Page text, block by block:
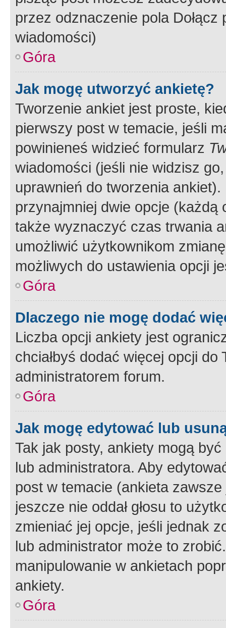
przez odznaczenie pola
wiadomości)
Góra
Jak mogę utworzyć ankietę?
Tworzenie ankiet jest proste,
pierwszy post w temacie, jeśli
powinieneś widzieć formularz
wiadomości (jeśli nie widzisz
uprawnień do tworzenia
przynajmniej dwie opcje
także wyznaczyć czas trwania
umożliwić użytkownikom
możliwych do ustawienia opcji
Góra
Dlaczego nie mogę dodać
Liczba opcji ankiety jest
chciałbyś dodać więcej opcji
administratorem forum.
Góra
Jak mogę edytować lub
Tak jak posty, ankiety mogą
lub administratora. Aby
post w temacie (ankieta
jeszcze nie oddał głosu to
zmieniać jej opcje, jeśli jednak
lub administrator może to
manipulowanie w ankietach
ankiety.
Góra